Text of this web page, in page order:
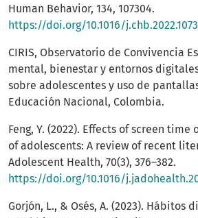
Human Behavior, 134, 107304.
https://doi.org/10.1016/
CIRIS, Observatorio de Convivencia
mental, bienestar y entornos
sobre adolescentes y uso de
Educación Nacional, Colombia.
Feng, Y. (2022). Effects of screen
of adolescents: A review of recent
Adolescent Health, 70(3), 376–382.
https://doi.org/10.1016/
Gorjón, L., & Osés, A. (2023). Hábitos